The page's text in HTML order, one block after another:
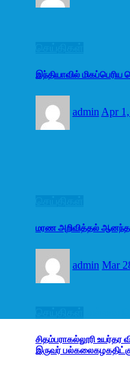
இந்தியாவில் மிகப்பெரிய
admin Apr
மரண அறிவித்தல்
admin Mar
சிதம்பராகல்லூரி
இருவர்